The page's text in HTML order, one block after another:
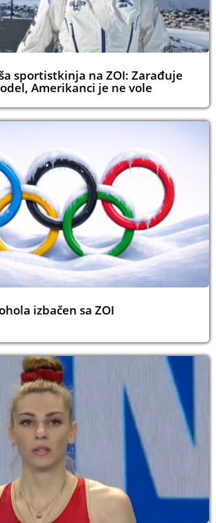
sportistkinja na ZOI: Zarađuje
Amerikanci je ne vole
izbačen sa ZOI